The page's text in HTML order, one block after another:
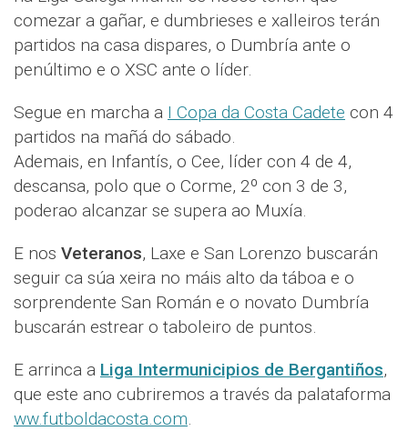
comezar a gañar, e dumbrieses e xalleiros terán
partidos na casa dispares, o Dumbría ante o
penúltimo e o XSC ante o líder.
Segue en marcha a I Copa da Costa Cadete con 4
partidos na mañá do sábado.
Ademais, en Infantís, o Cee, líder con 4 de 4,
descansa, polo que o Corme, 2º con 3 de 3,
poderao alcanzar se supera ao Muxía.
E nos Veteranos, Laxe e San Lorenzo buscarán
seguir ca súa xeira no máis alto da táboa e o
sorprendente San Román e o novato Dumbría
buscarán estrear o taboleiro de puntos.
E arrinca a Liga Intermunicipios de Bergantiños,
que este ano cubriremos a través da palataforma
ww.futboldacosta.com.